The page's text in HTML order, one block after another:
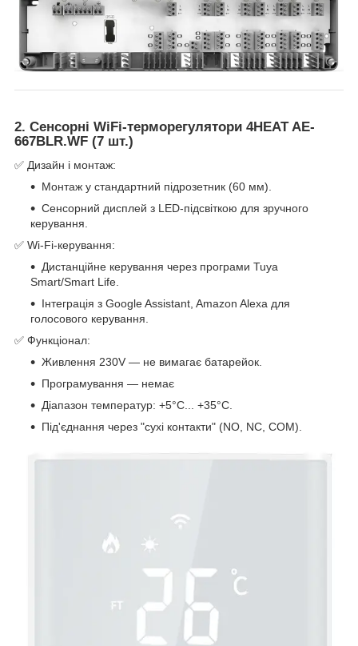
2. Сенсорні WiFi-терморегулятори 4HEAT AE-
667BLR.WF (7 шт.)
✅ Дизайн і монтаж:
Монтаж у стандартний підрозетник (60 мм).
Сенсорний дисплей з LED-підсвіткою для зручного
керування.
✅ Wi-Fi-керування:
Дистанційне керування через програми Tuya
Smart/Smart Life.
Інтеграція з Google Assistant, Amazon Alexa для
голосового керування.
✅ Функціонал:
Живлення 230V — не вимагає батарейок.
Програмування — немає
Діапазон температур: +5°C... +35°C.
Під'єднання через "сухі контакти" (NO, NC, COM).